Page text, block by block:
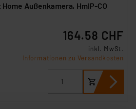
Außenkamera, HmIP-CO
164.58 CHF
inkl. MwSt.
Informationen zu Versandkosten